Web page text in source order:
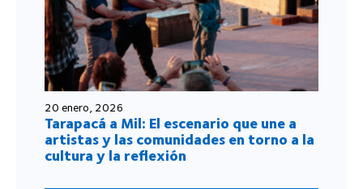
20 enero, 2026
Tarapacá a Mil: El escenario que une a
artistas y las comunidades en torno a la
cultura y la reflexión